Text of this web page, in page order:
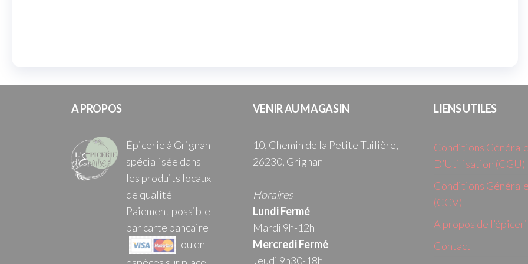
A PROPOS VENIR AU MAGASIN LIENS UTILES
Épicerie à Grignan
spécialisée dans
les produits locaux
de qualité
Paiement possible
par carte bancaire
ou en
10, Chemin de la Petite Tuilière,
26230, Grignan
Horaires
Lundi Fermé
Mardi 9h-12h
MercrediFermé
Jeudi 9h30-18h
Conditions
D’Utilisation (CGU)
Conditions
(CGV)
A propos de
Contact